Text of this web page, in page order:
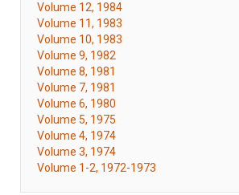
Volume 12, 1984
Volume 11, 1983
Volume 10, 1983
Volume 9, 1982
Volume 8, 1981
Volume 7, 1981
Volume 6, 1980
Volume 5, 1975
Volume 4, 1974
Volume 3, 1974
Volume 1-2, 1972-1973